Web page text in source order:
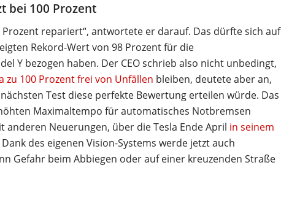
bei 100 Prozent
repariert“, antwortete er darauf. Das dürfte sich auf
Rekord-Wert von 98 Prozent für die
Y bezogen haben. Der CEO schrieb also nicht unbedingt,
zu 100 Prozent frei von Unfällen bleiben, deutete aber an,
Test diese perfekte Bewertung erteilen würde. Das
Maximaltempo für automatisches Notbremsen
anderen Neuerungen, über die Tesla Ende April in seinem
des eigenen Vision-Systems werde jetzt auch
Gefahr beim Abbiegen oder auf einer kreuzenden Straße